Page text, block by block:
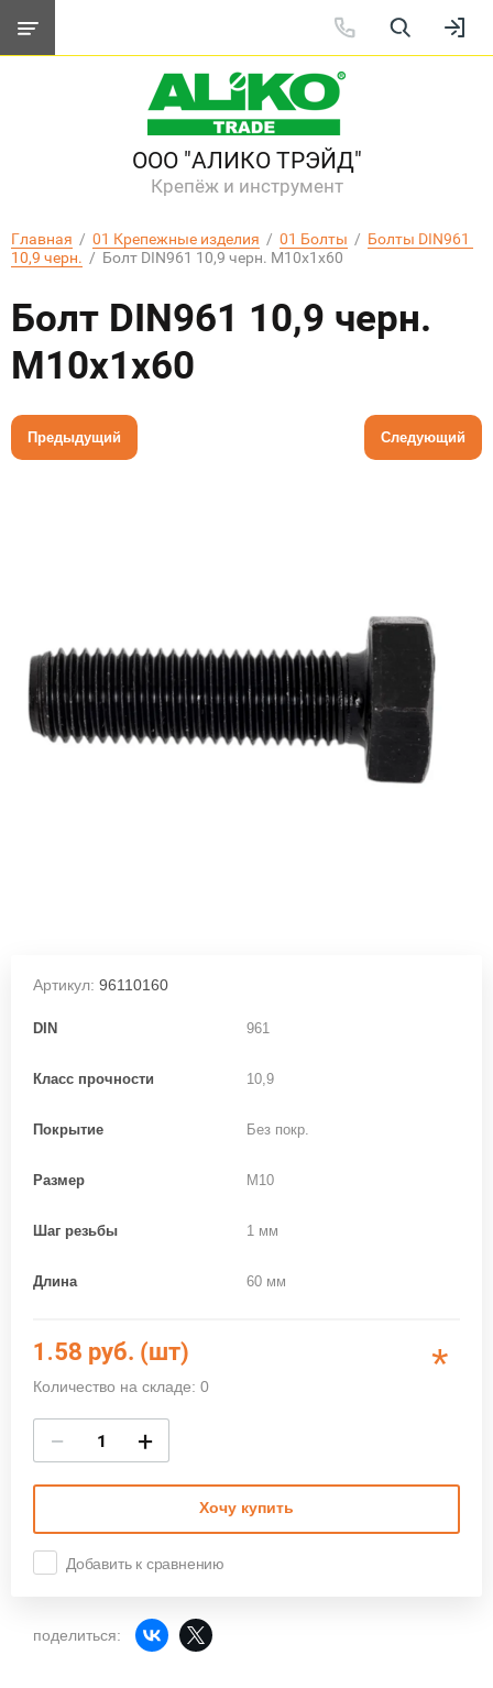
ООО "АЛИКО ТРЭЙД"
Крепёж и инструмент
Главная
  /
01 Крепежные изделия
  /
01 Болты
  /
Болты DIN961
10,9 черн.
  /  Болт DIN961 10,9 черн. М10х1х60
Болт DIN961 10,9 черн.
М10х1х60
Предыдущий Следующий
Артикул: 96110160
DIN 961
Класс прочности 10,9
Покрытие Без покр.
Размер M10
Шаг резьбы 1 мм
Длина 60 мм
1.58 руб. (шт)
Количество на складе: 0 *
− +
Хочу купить
Добавить к сравнению
поделиться: